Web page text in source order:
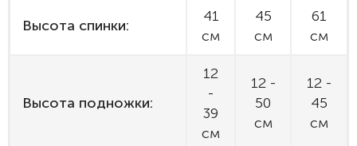
Высота спинки:
41
см
45
см
61
см
Высота подножки:
12
-
39
см
12 -
50
см
12 -
45
см